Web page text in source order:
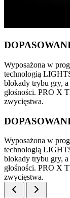
Wyposażona w
technologią
blokady trybu gry,
głośności. PRO X
zwycięstwa.
Wyposażona w
technologią
blokady trybu gry,
głośności. PRO X
zwycięstwa.